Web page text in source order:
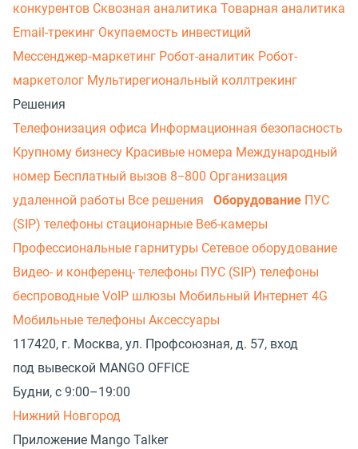
конкурентов Сквозная аналитика Товарная аналитика
Email-трекинг Окупаемость инвестиций
Мессенджер‑маркетинг Робот-аналитик Робот-
маркетолог Мультирегиональный коллтрекинг
Решения
Телефонизация офиса Информационная безопасность
Крупному бизнесу Красивые номера Международный
номер Бесплатный вызов 8−800 Организация
удаленной работы Все решения Оборудование ПУС
(SIP) телефоны стационарные Веб-камеры
Профессиональные гарнитуры Сетевое оборудование
Видео- и конференц- телефоны ПУС (SIP) телефоны
беспроводные VoIP шлюзы Мобильный Интернет 4G
Мобильные телефоны Аксессуары
117420, г. Москва, ул. Профсоюзная, д. 57, вход
под вывеской MANGO OFFICE
Будни, с 9:00–19:00
Нижний Новгород
Приложение Mango Talker